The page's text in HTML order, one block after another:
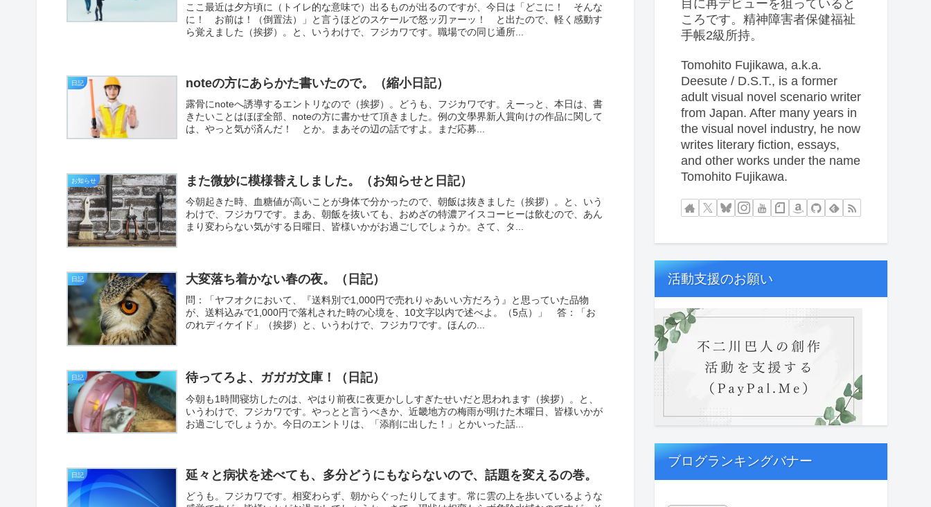
ここ最近は夕方頃に（トイレ的な意味で）出るものが出るのですが、今日は「どこに！ そんな
に！ お前は！（倒置法）」と言うほどのスケールで怒ッ刃ァーッ！ と出たので、軽く感動す
ら覚えました（挨拶）。と、いうわけで、フジカワです。職場での同じ通所...
日記 noteの方にあらかた書いたので。（縮小日記）
露骨にnoteへ誘導するエントリなので（挨拶）。どうも、フジカワです。えーっと、本日は、書
きたいことはほぼ全部、noteの方に書かせて頂きました。例の文學界新人賞向けの作品に関して
は、やっと気が済んだ！ とか。まあその辺の話ですよ。まだ応募...
お知らせ また微妙に模様替えしました。（お知らせと日記）
今朝起きた時、血糖値が高いことが身体で分かったので、朝飯は抜きました（挨拶）。と、いう
わけで、フジカワです。まあ、朝飯を抜いても、おめざの特濃アイスコーヒーは飲むので、あん
まり変わらない気がする日曜日、皆様いかがお過ごしでしょうか。さて、タ...
日記 大変落ち着かない春の夜。（日記）
問：「ヤフオクにおいて、『送料別で1,000円で売れりゃあいい方だろう』と思っていた品物
が、送料込みで1,000円で落札された時の心境を、10文字以内で述べよ。（5点）」 答：「お
のれディケイド」（挨拶）と、いうわけで、フジカワです。ほんの...
日記 待ってろよ、ガガガ文庫！（日記）
今朝も1時間寝坊したのは、やはり前夜に夜更かししすぎたせいだと思われます（挨拶）。と、
いうわけで、フジカワです。やっとと言うべきか、近畿地方の梅雨が明けた木曜日、皆様いかが
お過ごしでしょうか。今日のエントリは、「添削に出した！」とかいった話...
日記 延々と病状を述べても、多分どうにもならないので、話題を変えるの巻。
どうも。フジカワです。相変わらず、朝からぐったりしてます。常に雲の上を歩いているような
目に再デビューを狙っていると
ころです。精神障害者保健福祉
手帳2級所持。
Tomohito Fujikawa, a.k.a.
Deesute / D.S.T., is a former
adult visual novel scenario writer
from Japan. After many years in
the visual novel industry, he now
writes literary fiction, essays,
and other works under the name
Tomohito Fujikawa.
活動支援のお願い
ブログランキングバナー